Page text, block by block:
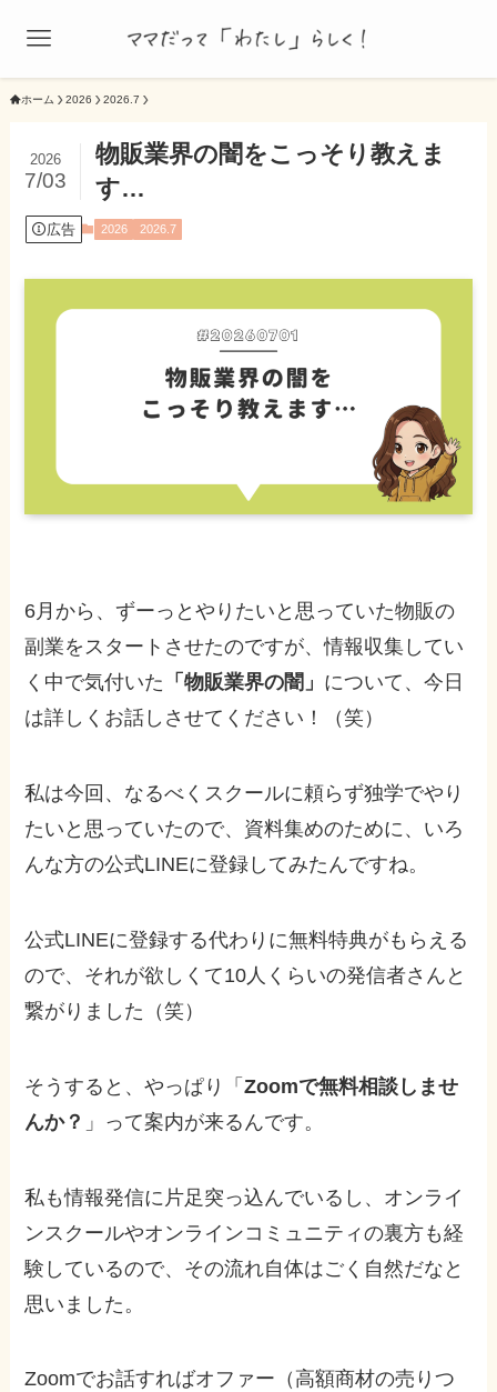
ホーム 2026 2026.7
物販業界の闇をこっそり教えま
す…
2026
7/03
広告 2026 2026.7
6月から、ずーっとやりたいと思っていた物販の
副業をスタートさせたのですが、情報収集してい
く中で気付いた 「物販業界の闇」 について、今日
は詳しくお話しさせてください！（笑）
私は今回、なるべくスクールに頼らず独学でやり
たいと思っていたので、資料集めのために、いろ
んな方の公式LINEに登録してみたんですね。
公式LINEに登録する代わりに無料特典がもらえる
ので、それが欲しくて10人くらいの発信者さんと
繋がりました（笑）
そうすると、やっぱり「Zoomで無料相談しませ
んか？ 」って案内が来るんです。
私も情報発信に片足突っ込んでいるし、オンライ
ンスクールやオンラインコミュニティの裏方も経
験しているので、その流れ自体はごく自然だなと
思いました。
Zoomでお話すればオファー（高額商材の売りつ